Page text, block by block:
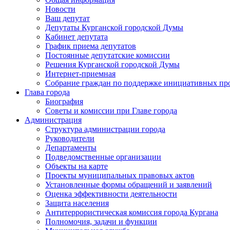
Новости
Ваш депутат
Депутаты Курганской городской Думы
Кабинет депутата
График приема депутатов
Постоянные депутатские комиссии
Решения Курганской городской Думы
Интернет-приемная
Собрание граждан по поддержке инициативных
Глава города
Биография
Советы и комиссии при Главе города
Администрация
Структура администрации города
Руководители
Департаменты
Подведомственные организации
Объекты на карте
Проекты муниципальных правовых актов
Установленные формы обращений и заявлений
Оценка эффективности деятельности
Защита населения
Антитеррористическая комиссия города Кургана
Полномочия, задачи и функции